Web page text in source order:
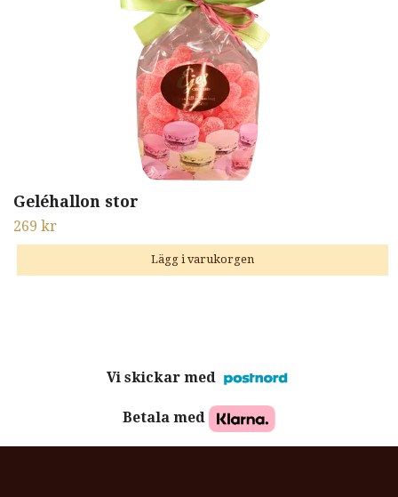
Vi skickar med
Betala med
Geléhallon stor
269 kr